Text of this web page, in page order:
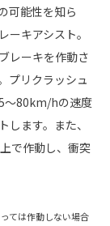
可能性を知ら
キアシスト。
レーキを作動さ
プリクラッシュ
〜80km/hの速度
ます。また、
で作動し、衝突
ては作動しない場合